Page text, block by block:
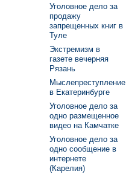
Уголовное дело за
продажу
запрещенных книг в
Туле
Экстремизм в
газете вечерняя
Рязань
Мыслепреступление
в Екатеринбурге
Уголовное дело за
одно размещенное
видео на Камчатке
Уголовное дело за
одно сообщение в
интернете
(Карелия)